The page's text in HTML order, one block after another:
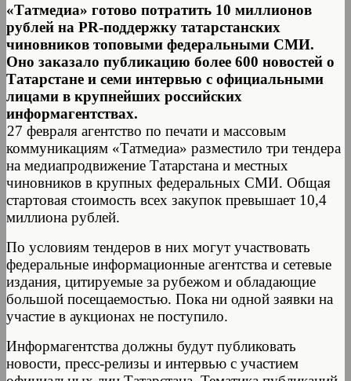
«Татмедиа» готово потратить 10 миллионов
рублей на PR-поддержку татарстанских
чиновников топовыми федеральными СМИ.
Оно заказало публикацию более 600 новостей о
Татарстане и семи интервью с официальными
лицами в крупнейших российских
информагентствах.
27 февраля агентство по печати и массовым
коммуникациям «Татмедиа» разместило три тендера
на медиапродвижение Татарстана и местных
чиновников в крупных федеральных СМИ. Общая
стартовая стоимость всех закупок превышает 10,4
миллиона рублей.
По условиям тендеров в них могут участвовать
федеральные информационные агентства и сетевые
издания, цитируемые за рубежом и обладающие
большой посещаемостью. Пока ни одной заявки на
участие в аукционах не поступило.
Информагентства должны будут публиковать
новости, пресс-релизы и интервью с участием